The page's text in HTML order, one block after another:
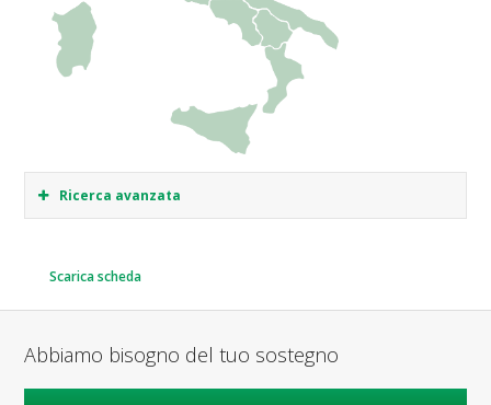
Ricerca avanzata
Scarica scheda
Abbiamo bisogno del tuo sostegno